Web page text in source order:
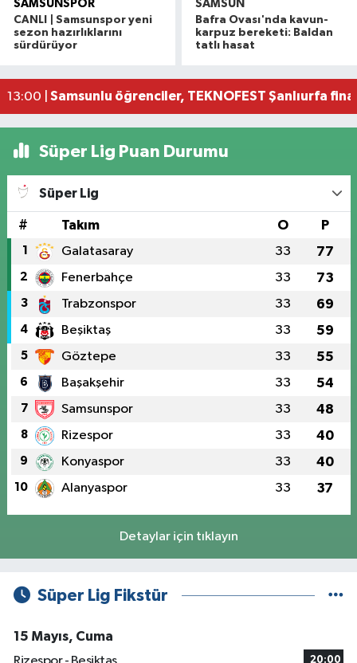
SAMSUNSPOR
CANLI | Samsunspor yeni
sezon hazırlıklarını
sürdürüyor
SAMSUN
Bafra Ovası'nda kavun-
karpuz bereketi: Baldan
tatlı hasat
13:40 |CANLI | Samsunspor'da Thorsten Fink
13:35 | Samsun'un da aralarında olduğu 71 ilde dev
Başkan Kurnaz: 'İlkadım'ın geleceğine yön
13:00 | Samsunlu öğrenciler, TEKNOFEST Şanlıurfa
Süper Lig Puan Durumu
Süper Lig
# Takım O P
1 Galatasaray 33 77
2 Fenerbahçe 33 73
3 Trabzonspor 33 69
4 Beşiktaş 33 59
5 Göztepe 33 55
6 Başakşehir 33 54
7 Samsunspor 33 48
8 Rizespor 33 40
9 Konyaspor 33 40
10 Alanyaspor 33 37
Detaylar için tıklayın
Süper Lig Fikstür
15 Mayıs, Cuma
20:00